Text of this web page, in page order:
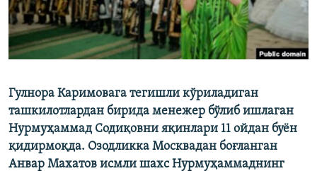
Гулнора Каримовага тегишли кўриладиган
ташкилотлардан бирида менежер бўлиб ишлаган
Нурмуҳаммад Содиқовни яқинлари 11 ойдан буён
қидирмоқда. Озодликка Москвадан боғланган
Анвар Махатов исмли шахс Нурмуҳаммаднинг